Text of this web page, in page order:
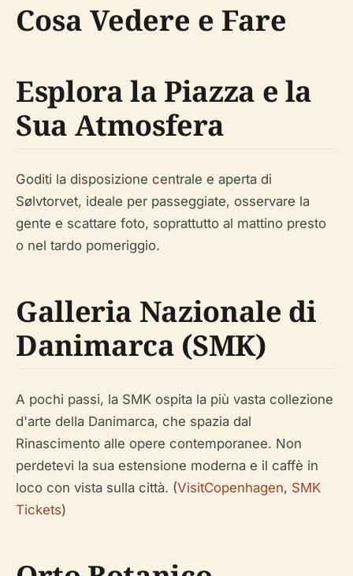
Cosa Vedere e Fare
Esplora la Piazza e la
Sua Atmosfera
Goditi la disposizione centrale e aperta di
Sølvtorvet, ideale per passeggiate, osservare la
gente e scattare foto, soprattutto al mattino presto
o nel tardo pomeriggio.
Galleria Nazionale di
Danimarca (SMK)
A pochi passi, la SMK ospita la più vasta collezione
d'arte della Danimarca, che spazia dal
Rinascimento alle opere contemporanee. Non
perdetevi la sua estensione moderna e il caffè in
loco con vista sulla città. (VisitCopenhagen, SMK
Tickets)